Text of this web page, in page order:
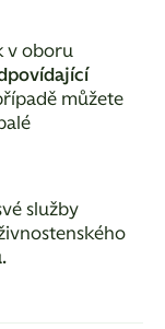
v oboru
můžete
služby
.